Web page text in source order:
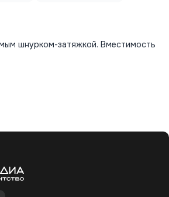
шнурком-затяжкой. Вместимость